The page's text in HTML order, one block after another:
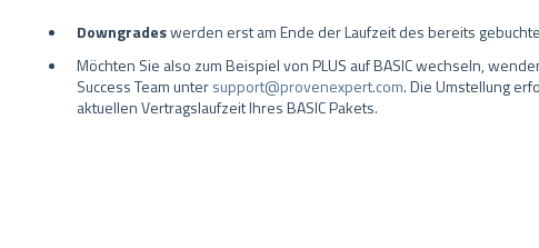
Downgradeswerden erst am Ende der Laufzeit des bereits
Möchten Sie also zum Beispiel von PLUS auf BASIC wechseln,
Success Team untersupport@provenexpert.com. Die Umstellung
aktuellen Vertragslaufzeit Ihres BASIC Pakets.